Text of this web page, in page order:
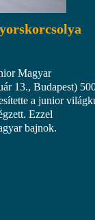
Magyar
13., Budapest)
a junior
Ezzel
bajnok.